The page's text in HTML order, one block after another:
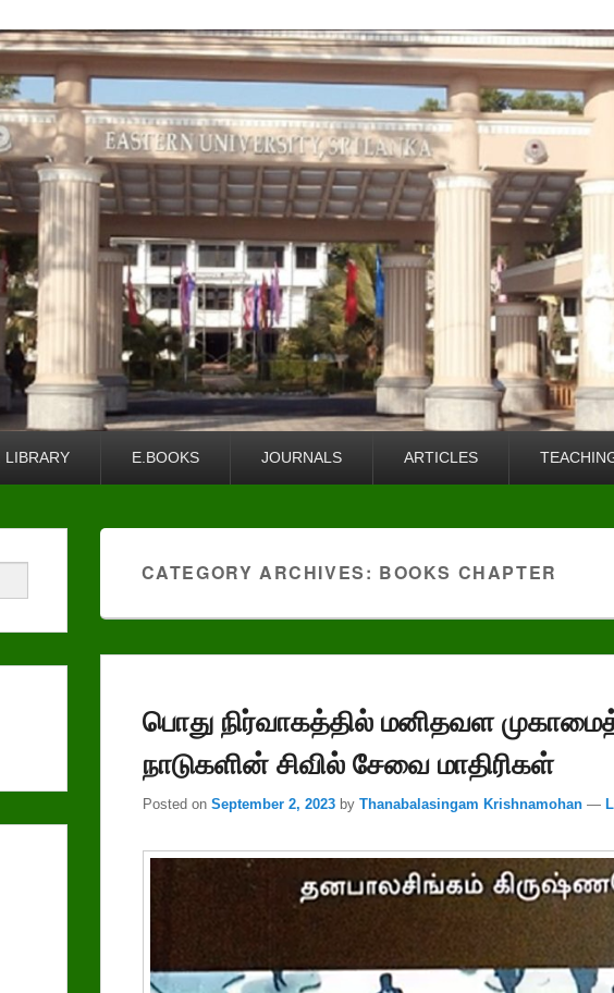
LIBRARY E.BOOKS JOURNALS ARTICLES
CATEGORY ARCHIVES: BOOKS CHAPTER
பொது நிர்வாகத்தில்‌ மனிதவள
நாடுகளின்‌ சிவில்‌ சேவை மாதிரிகள்‌
Posted on September 2, 2023 by Thanabalasingam Krishnamohan —